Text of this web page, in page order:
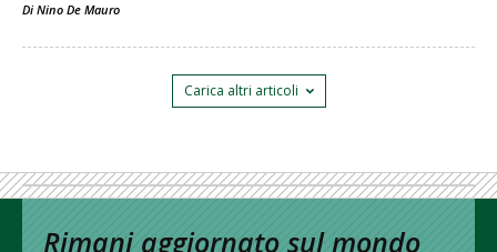
Di Nino De Mauro
Carica altri articoli
Rimani aggiornato sul mondo